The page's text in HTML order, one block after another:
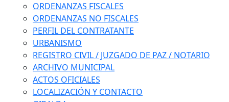
ORDENANZAS FISCALES
ORDENANZAS NO FISCALES
PERFIL DEL CONTRATANTE
URBANISMO
REGISTRO CIVIL / JUZGADO DE PAZ / NOTARIO
ARCHIVO MUNICIPAL
ACTOS OFICIALES
LOCALIZACIÓN Y CONTACTO